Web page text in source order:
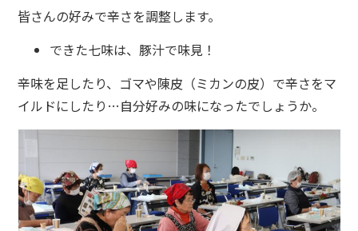
皆さんの好みで辛さを調整します。
できた七味は、豚汁で味見！
辛味を足したり、ゴマや陳皮（ミカンの皮）で辛さをマ
イルドにしたり…自分好みの味になったでしょうか。